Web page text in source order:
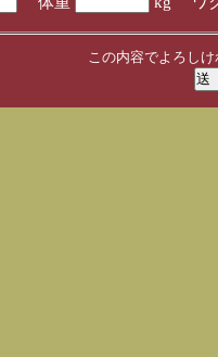
この内容でよろし